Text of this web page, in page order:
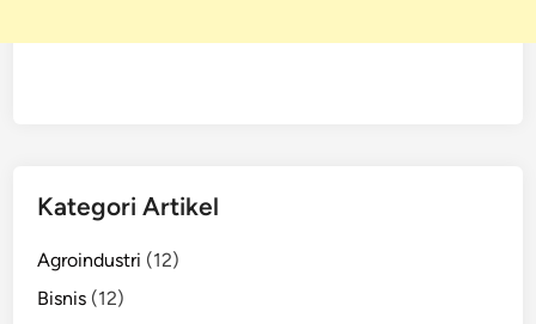
Kategori Artikel
Agroindustri (12)
Bisnis (12)